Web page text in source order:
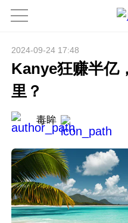
2024-09-24 17:48
Kanye狂赚半亿
里？
毒眸